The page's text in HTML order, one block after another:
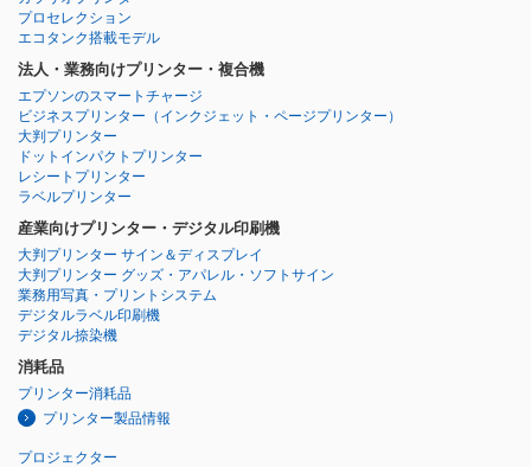
プロセレクション
エコタンク搭載モデル
法人・業務向けプリンター・複合機
エプソンのスマートチャージ
ビジネスプリンター （インクジェット・ページプリンター）
大判プリンター
ドットインパクトプリンター
レシートプリンター
ラベルプリンター
産業向けプリンター・デジタル印刷機
大判プリンター サイン＆ディスプレイ
大判プリンター グッズ・アパレル・ソフトサイン
業務用写真・プリントシステム
デジタルラベル印刷機
デジタル捺染機
消耗品
プリンター消耗品
プリンター製品情報
プロジェクター